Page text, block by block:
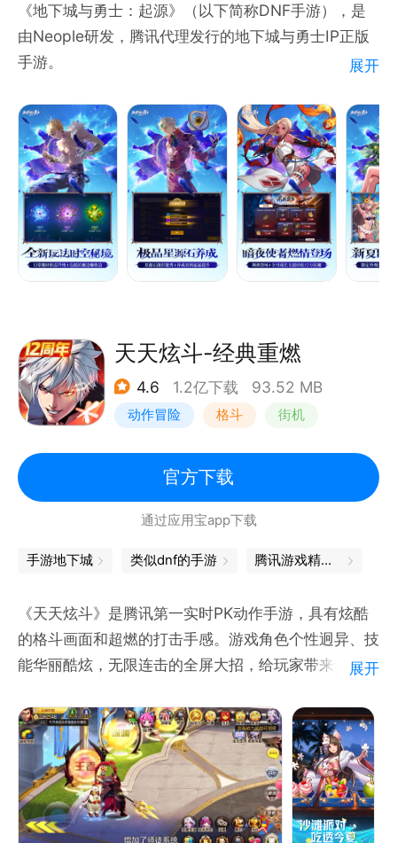
《地下城与勇士：起源》（以下简称DNF手游），是
由Neople研发，腾讯代理发行的地下城与勇士IP正版
手游。
陆：和赛丽亚再次回到冒险开始的格兰之森，一起探寻
神秘的天空之城，携手勇登天界在各势力间周旋等！这
一次，真的能打！
展开
天天炫斗-经典重燃
4.6 1.2亿下载 93.52 MB
动作冒险 格斗 街机
动漫
官方下载
通过应用宝app下载
手游地下城 类似dnf的手游 腾讯游戏精品汇聚，让你畅玩不停
《天天炫斗》是腾讯第一实时PK动作手游，具有炫酷
的格斗画面和超燃的打击手感。游戏角色个性迥异、技
能华丽酷炫，无限连击的全屏大招，给玩家带来动作游
1. 爆奖巡游记·全新开播！
2. 公会科技，一起暴富！
3. 颂约天使，福音降临！
4. 沙滩派对，吃透今夏！
5. 清凉泳装，光临此夏！
展开